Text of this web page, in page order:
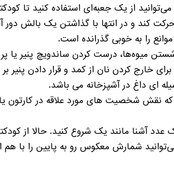
می‌توانید از یک جعبه‌ای استفاده کنید تا
کند و در انتها با گذاشتن یک بالش دور
را به خوبی گذرانده است.
میوه‌ها، درست کردن ساندویچ پنیر یا
خارج کردن نان از کمد و قرار دادن پنیر
ای داغ در آشپزخانه می باشد.
که نقش شخصیت های مورد علاقه در کارتون